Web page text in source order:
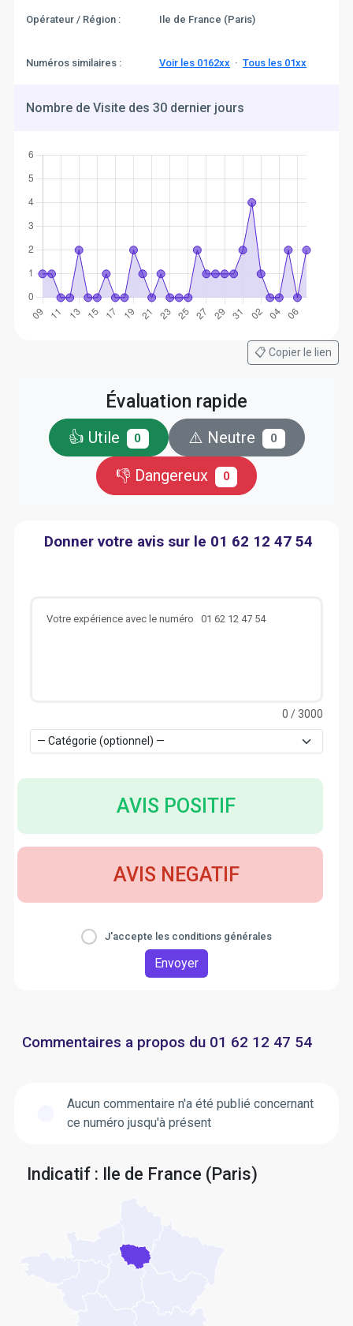
Opérateur / Région : Ile de France (Paris)
Numéros similaires : Voir les 0162xx· Tous les 01xx
Nombre de Visite des 30 dernier jours
📋 Copier le lien
Évaluation rapide
👍 Utile 0 ⚠️ Neutre 0
👎 Dangereux 0
Donner votre avis sur le 01 62 12 47 54
0 / 3000
AVIS POSITIF
AVIS NEGATIF
J'accepte les conditions générales
Envoyer
Commentaires a propos du 01 62 12 47 54
Aucun commentaire n'a été publié concernant
ce numéro jusqu'à présent
Indicatif : Ile de France (Paris)